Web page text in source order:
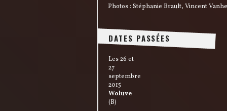
Photos : Stéphanie Brault, Vincent
DATES PASSÉES
Les 26 et
27
septembre
2015
Woluve
(B)